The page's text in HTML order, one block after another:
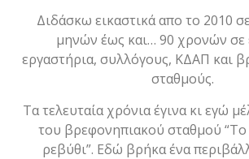
Διδάσκω εικαστικά απο το 2010
μηνών έως και… 90 χρονών σε
εργαστήρια, συλλόγους, ΚΔΑΠ και
σταθμούς.
Τα τελευταία χρόνια έγινα κι εγώ
του βρεφονηπιακού σταθμού “Το
ρεβύθι”. Εδώ βρήκα ένα